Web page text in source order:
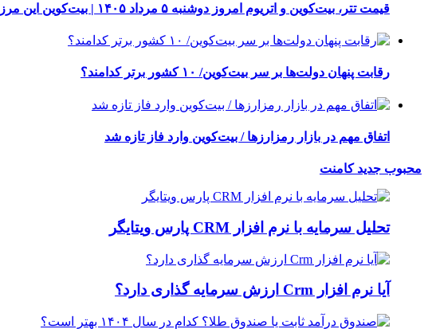
قیمت تتر، بیت‌کوین و اتریوم امروز دوشنبه ۵ مرداد ۱۴۰۵ | بیت‌کوین این مرز را از دست بدهد، همه‌چیز تغییر می‌کند
رقابت پنهان دولت‌ها بر سر بیت‌کوین/ ۱۰ کشور برتر کدامند؟
اتفاق مهم در بازار رمزارزها / بیت‌کوین وارد فاز تازه شد
محبوب جدیدکامنت
تحلیل سرمایه با نرم افزار CRM پارس ویتایگر
آیا نرم افزار Crm ارزش سرمایه گذاری دارد؟